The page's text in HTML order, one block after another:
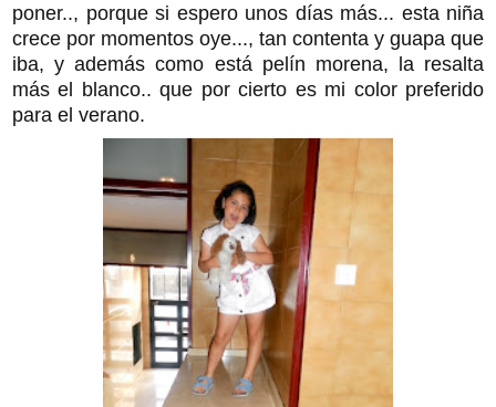
poner.., porque si espero unos días más... esta niña
crece por momentos oye..., tan contenta y guapa que
iba, y además como está pelín morena, la resalta
más el blanco.. que por cierto es mi color preferido
para el verano.